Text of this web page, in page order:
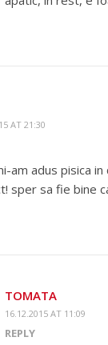
AT 21:30
am adus pisica
sper sa fie bine
TOMATA
16.12.2015 AT 11:09
REPLY